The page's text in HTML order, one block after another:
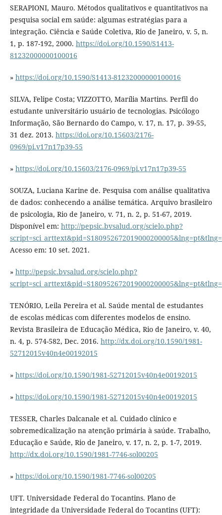
SERAPIONI, Mauro. Métodos qualitativos e quantitativos na
pesquisa social em saúde: algumas estratégias para a
integração. Ciência e Saúde Coletiva, Rio de Janeiro, v. 5, n.
1, p. 187-192, 2000. https://doi.org/10.1590/S1413-
81232000000100016
» https://doi.org/10.1590/S1413-81232000000100016
SILVA, Felipe Costa; VIZZOTTO, Marília Martins. Perfil do
estudante universitário usuário de tecnologias. Psicólogo
Informação, São Bernardo do Campo, v. 17, n. 17, p. 39-55,
31 dez. 2013. https://doi.org/10.15603/2176-
0969/pi.v17n17p39-55
» https://doi.org/10.15603/2176-0969/pi.v17n17p39-55
SOUZA, Luciana Karine de. Pesquisa com análise qualitativa
de dados: conhecendo a análise temática. Arquivo brasileiro
de psicologia, Rio de Janeiro, v. 71, n. 2, p. 51-67, 2019.
Disponível em: http://pepsic.bvsalud.org/scielo.php?
Acesso em: 10 set. 2021.
» http://pepsic.bvsalud.org/scielo.php?
TENÓRIO, Leila Pereira et al. Saúde mental de estudantes
de escolas médicas com diferentes modelos de ensino.
Revista Brasileira de Educação Médica, Rio de Janeiro, v. 40,
n. 4, p. 574-582, Dec. 2016. http://dx.doi.org/10.1590/1981-
52712015v40n4e00192015
» https://doi.org/10.1590/1981-52712015v40n4e00192015
» https://doi.org/10.1590/1981-52712015v40n4e00192015
TESSER, Charles Dalcanale et al. Cuidado clínico e
sobremedicalização na atenção primária à saúde. Trabalho,
Educação e Saúde, Rio de Janeiro, v. 17, n. 2, p. 1-7, 2019.
http://dx.doi.org/10.1590/1981-7746-sol00205
» https://doi.org/10.1590/1981-7746-sol00205
UFT. Universidade Federal do Tocantins. Plano de
integridade da Universidade Federal do Tocantins (UFT):